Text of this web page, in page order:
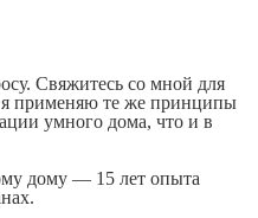
Свяжитесь со мной для
применяю те же принципы
умного дома, что и в
дому — 15 лет опыта